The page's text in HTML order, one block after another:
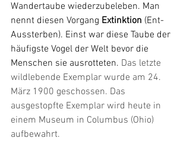
Wandertaube wiederzubeleben. Man
nennt diesen Vorgang Extinktion (Ent-
Aussterben). Einst war diese Taube der
häufigste Vogel der Welt bevor die
Menschen sie ausrotteten. Das letzte
wildlebende Exemplar wurde am 24.
März 1900 geschossen. Das
ausgestopfte Exemplar wird heute in
einem Museum in Columbus (Ohio)
aufbewahrt.